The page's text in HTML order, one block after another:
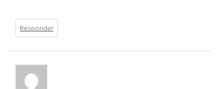
Responder